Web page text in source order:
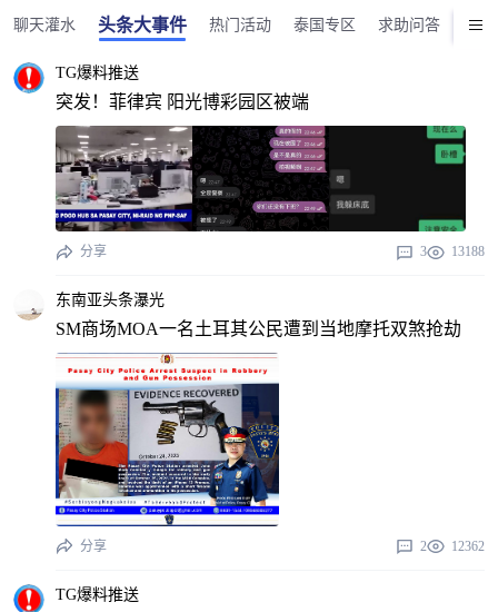
聊天灌水 头条大事件 热门活动 泰国专区 求助问答 美
TG爆料推送
突发！菲律宾 阳光博彩园区被端
分享 3 13188
东南亚头条瀑光
SM商场MOA一名土耳其公民遭到当地摩托双煞抢劫
分享 2 12362
TG爆料推送